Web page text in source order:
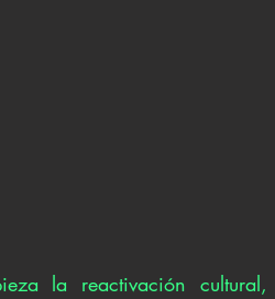
la reactivación